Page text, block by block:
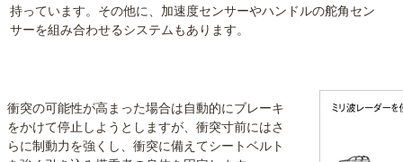
持っています。その他に、加速度センサーやハンドルの舵角セン
サーを組み合わせるシステムもあります。
衝突の可能性が高まった場合は自動的にブレーキ
をかけて停止しようとしますが、衝突寸前にはさ
らに制動力を強くし、衝突に備えてシートベルト